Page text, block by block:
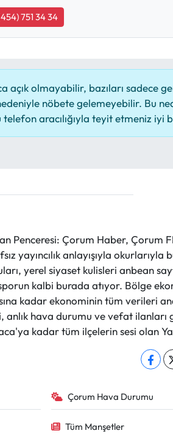
751 34 34
açık olmayabilir, bazıları sadece
nöbete gelemeyebilir. Bu
telefon aracılığıyla teyit etmeniz iyi
Penceresi: Çorum Haber, Çorum
yayıncılık anlayışıyla
yerel siyaset kulisleri anbean
kalbi burada atıyor. Bölge
kadar ekonominin tüm verileri
anlık hava durumu ve vefat
kadar tüm ilçelerin sesi olan
Çorum Hava Durumu
Tüm Manşetler